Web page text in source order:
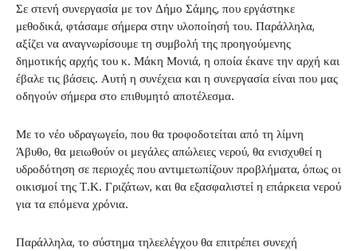
Σε στενή συνεργασία με τον Δήμο Σάμης, που εργάστηκε
μεθοδικά, φτάσαμε σήμερα στην υλοποίησή του. Παράλληλα,
αξίζει να αναγνωρίσουμε τη συμβολή της προηγούμενης
δημοτικής αρχής του κ. Μάκη Μονιά, η οποία έκανε την αρχή και
έβαλε τις βάσεις. Αυτή η συνέχεια και η συνεργασία είναι που μας
οδηγούν σήμερα στο επιθυμητό αποτέλεσμα.
Με το νέο υδραγωγείο, που θα τροφοδοτείται από τη λίμνη
Άβυθο, θα μειωθούν οι μεγάλες απώλειες νερού, θα ενισχυθεί η
υδροδότηση σε περιοχές που αντιμετωπίζουν προβλήματα, όπως οι
οικισμοί της Τ.Κ. Γριζάτων, και θα εξασφαλιστεί η επάρκεια νερού
για τα επόμενα χρόνια.
Παράλληλα, το σύστημα τηλεελέγχου θα επιτρέπει συνεχή